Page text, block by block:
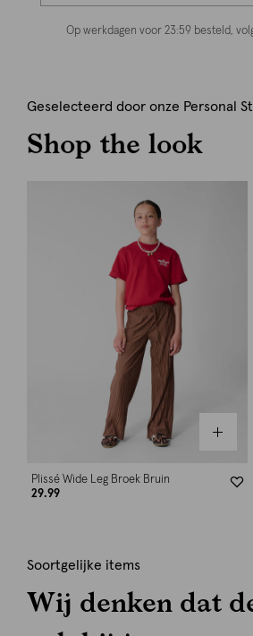
Op werkdagen voor 23:59 besteld,
Geselecteerd door onze Personal
Shop the look
Plissé Wide Leg Broek Bruin
29.99
Soortgelijke items
Wij denken dat